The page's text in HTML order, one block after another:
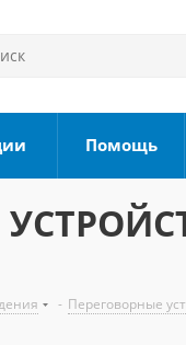
Помощь
- Переговорные